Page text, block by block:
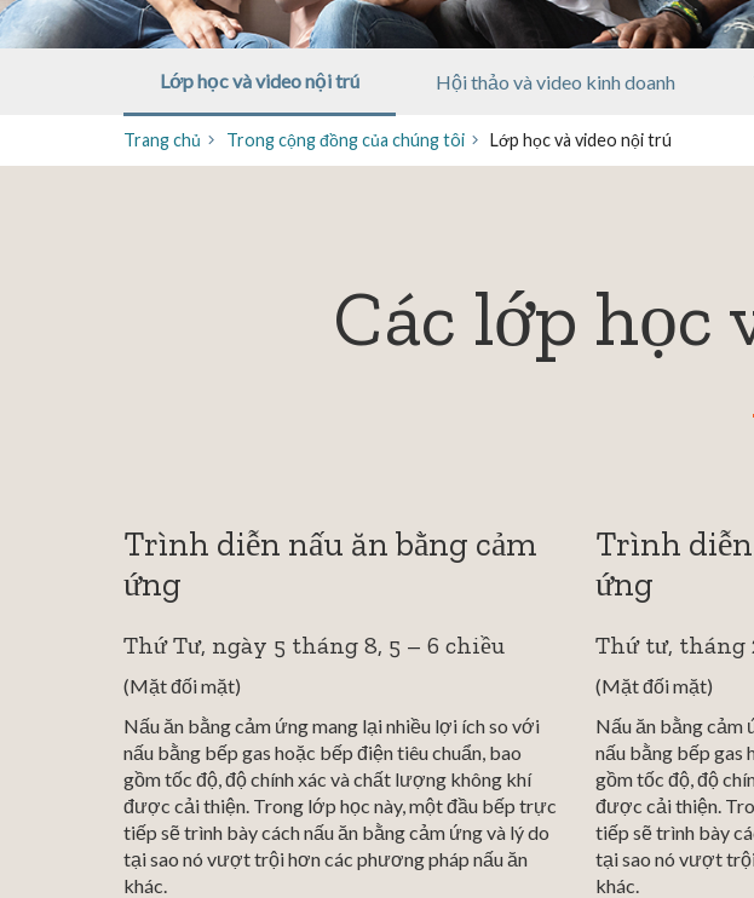
Lớp học và video nội trú Hội thảo và video kinh doanh
Trang chủ Trong cộng đồng của chúng tôi Lớp học và video nội trú
Các lớp học
Trình diễn nấu ăn bằng cảm
ứng
Thứ Tư, ngày 5 tháng 8, 5 – 6 chiều
(Mặt đối mặt)
Nấu ăn bằng cảm ứng mang lại nhiều lợi ích so với
nấu bằng bếp gas hoặc bếp điện tiêu chuẩn, bao
gồm tốc độ, độ chính xác và chất lượng không khí
được cải thiện. Trong lớp học này, một đầu bếp trực
tiếp sẽ trình bày cách nấu ăn bằng cảm ứng và lý do
tại sao nó vượt trội hơn các phương pháp nấu ăn
khác.
Trình
ứng
Thứ tư, tháng
(Mặt đối mặt)
Nấu ăn bằng cảm
nấu bằng bếp gas
gồm tốc độ, độ
được cải thiện.
tiếp sẽ trình bày
tại sao nó vượt
khác.